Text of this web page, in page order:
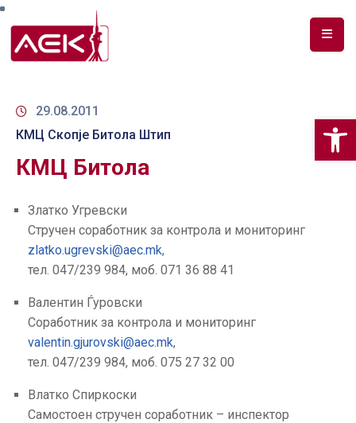
ЗА
ДОКУМЕНТИ
СПЕКТАР
ТЕЛЕКОМУНИКАЦИИ
НА
ПАЗАР
ГРИЖА
КОРИСНИЦИ
29.08.2011
КМЦ Скопје Битола Штип
КМЦ Битола
Златко Угревски
Стручен соработник за контрола и мониторинг
zlatko.ugrevski@aec.mk,
тел. 047/239 984, моб. 071 36 88 41
Валентин Ѓуровски
Соработник за контрола и мониторинг
valentin.gjurovski@aec.mk,
тел. 047/239 984, моб. 075 27 32 00
Влатко Спиркоски
Самостоен стручен соработник – инспектор